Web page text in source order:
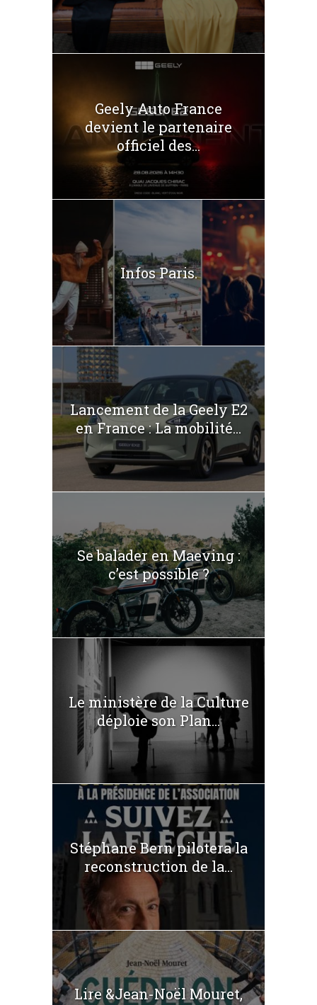
Geely Auto France
devient le partenaire
officiel des...
Infos Paris.
Lancement de la Geely E2
en France : La mobilité...
Se balader en Maeving :
c’est possible ?
Le ministère de la Culture
déploie son Plan...
Stéphane Bern pilotera la
reconstruction de la...
Lire &Jean-Noël Mouret,